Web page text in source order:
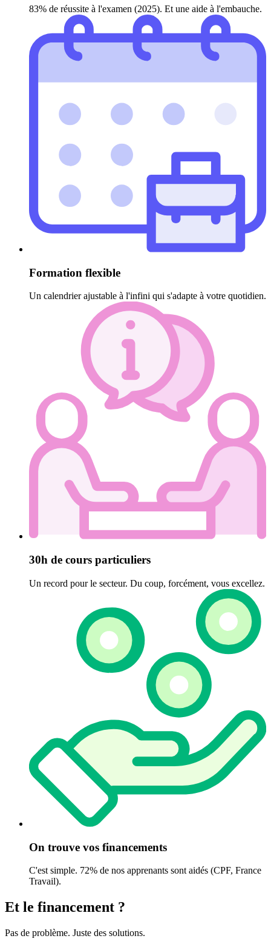
83% de réussite à l'examen (2025). Et une aide à l'embauche.
Formation flexible
Un calendrier ajustable à l'infini qui s'adapte à votre quotidien.
30h de cours particuliers
Un record pour le secteur. Du coup, forcément, vous excellez.
On trouve vos financements
C'est simple. 72% de nos apprenants sont aidés (CPF, France
Travail).
Et le financement ?
Pas de problème. Juste des solutions.